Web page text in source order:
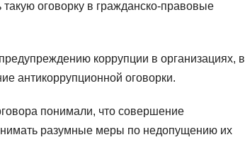
оговорку в гражданско-правовые
коррупции в организациях, в
антикоррупционной оговорки.
понимали, что совершение
разумные меры по недопущению их